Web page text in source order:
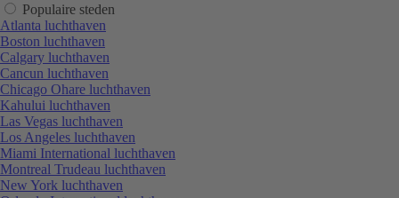
Populaire steden
Atlanta luchthaven
Boston luchthaven
Calgary luchthaven
Cancun luchthaven
Chicago Ohare luchthaven
Kahului luchthaven
Las Vegas luchthaven
Los Angeles luchthaven
Miami International luchthaven
Montreal Trudeau luchthaven
New York luchthaven